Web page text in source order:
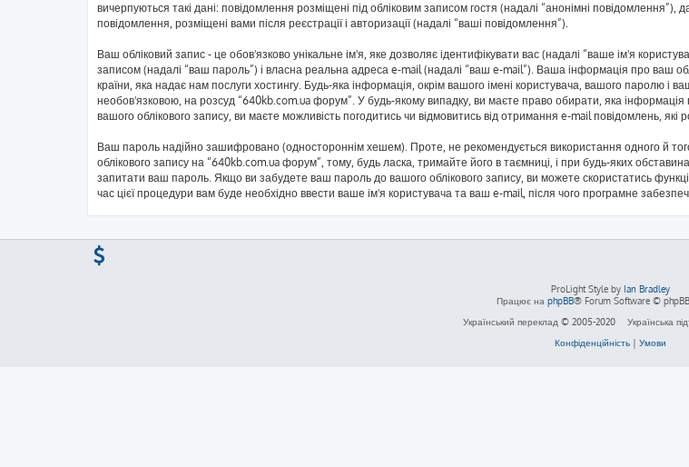
вичерпуються такі дані: повідомлення розміщені під обліковим записом гостя (надалі “анонімні повідомлення”),
повідомлення, розміщені вами після реєстрації і авторизації (надалі “ваші повідомлення”).
Ваш обліковий запис - це обов'язково унікальне ім'я, яке дозволяє ідентифікувати вас (надалі “ваше ім'я
записом (надалі “ваш пароль”) і власна реальна адреса e-mail (надалі “ваш e-mail”). Ваша інформація про ваш
країни, яка надає нам послуги хостингу. Будь-яка інформація, окрім вашого імені користувача, вашого паролю і
необов'язковою, на розсуд “640kb.com.ua форум”. У будь-якому випадку, ви маєте право обирати, яка
вашого облікового запису, ви маєте можливість погодитись чи відмовитись від отримання e-mail повідомлень,
Ваш пароль надійно зашифровано (одностороннім хешем). Проте, не рекомендується використання одного й
облікового запису на “640kb.com.ua форум”, тому, будь ласка, тримайте його в таємниці, і при будь-яких
запитати ваш пароль. Якщо ви забудете ваш пароль до вашого облікового запису, ви можете скористатись
час цієї процедури вам буде необхідно ввести ваше ім'я користувача та ваш e-mail, після чого програмне
ProLight Style by Ian Bradley
Працює на phpBB® Forum Software ©
Український переклад © 2005-2020
Українська
Конфіденційність| Умови